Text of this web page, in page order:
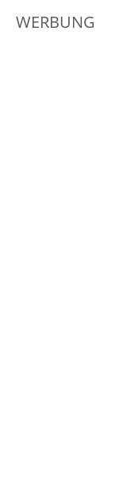
WERBUNG